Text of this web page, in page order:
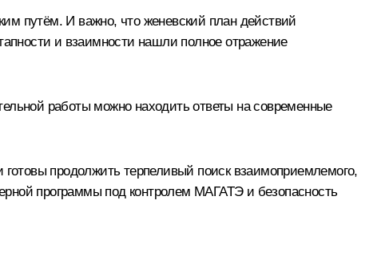
путём. И важно, что женевский план действий
и взаимности нашли полное отражение
работы можно находить ответы на современные
продолжить терпеливый поиск взаимоприемлемого,
программы под контролем МАГАТЭи безопасность